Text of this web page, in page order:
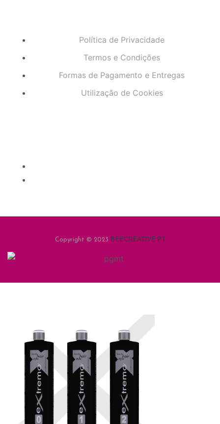
Política de Privacidade
Termos e Condições
Formas de Pagamento e Entregas
Utilização de Cookies
Copyright © 2023 BEECREATIVE.PT